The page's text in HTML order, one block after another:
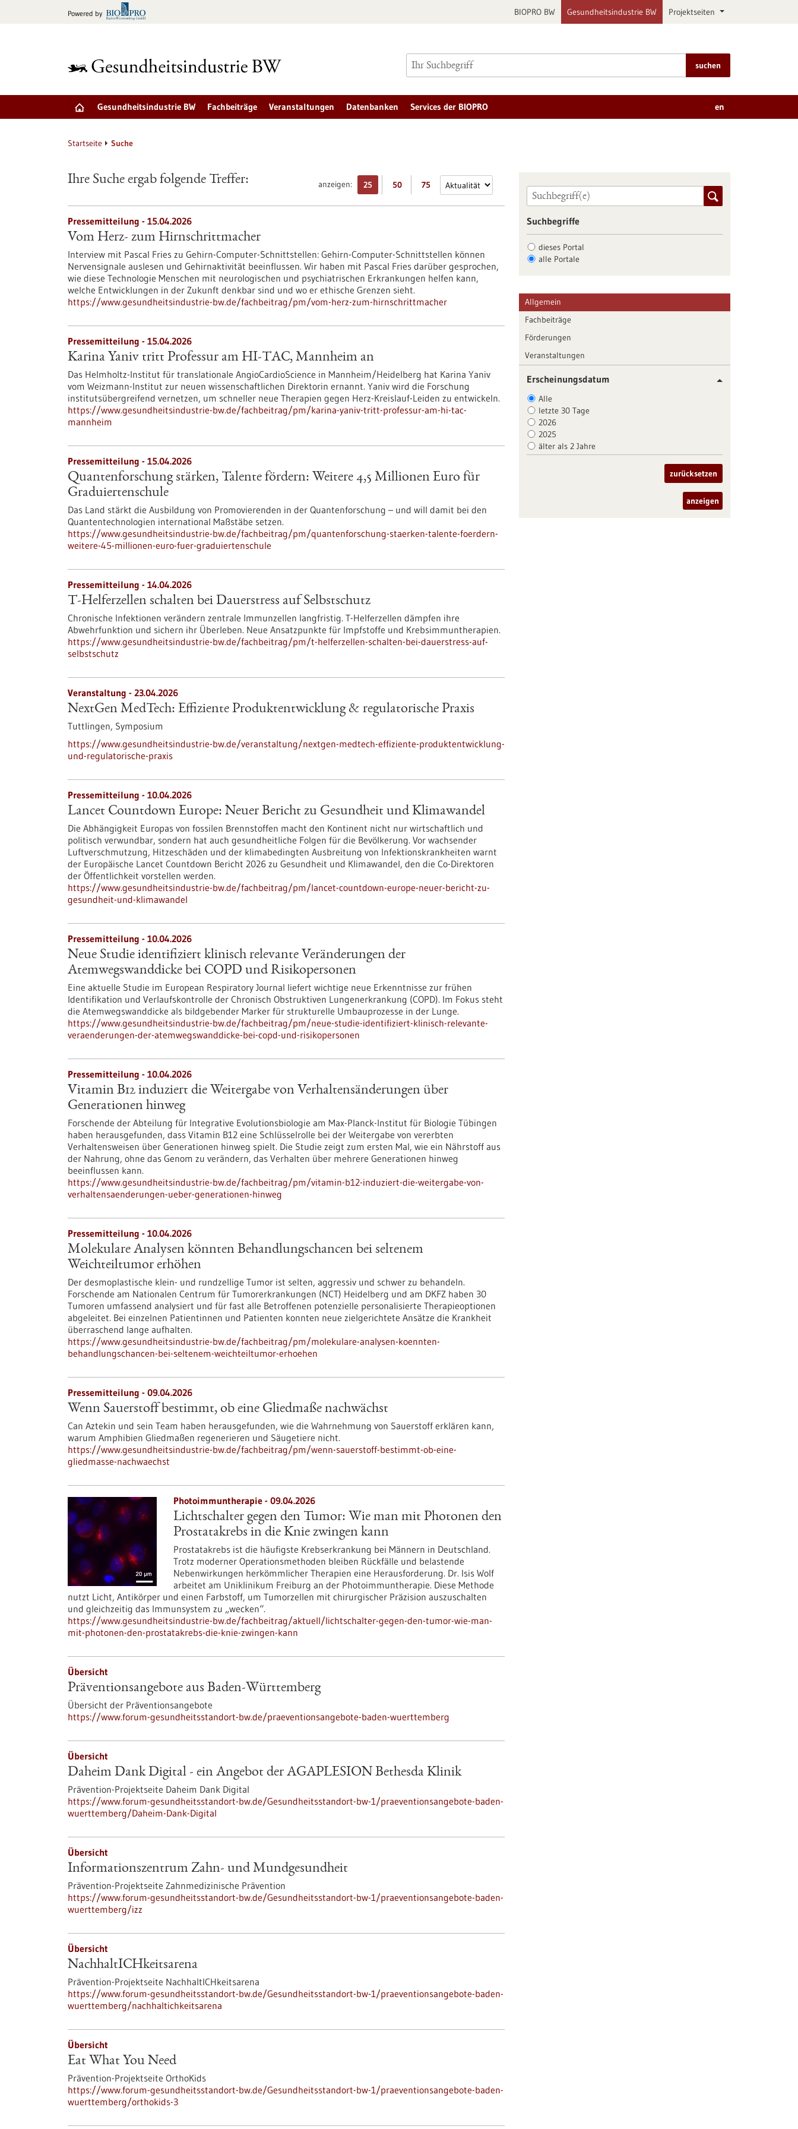
Powered by BIOPRO BW Gesundheitsindustrie BW Projektseiten
suchen
Gesundheitsindustrie BW Fachbeiträge Veranstaltungen Datenbanken Services der BIOPRO en
Startseite Suche
anzeigen: 25 50 75
Ihre Suche ergab folgende Treffer:
Pressemitteilung - 15.04.2026
Vom Herz- zum Hirnschrittmacher
Interview mit Pascal Fries zu Gehirn-Computer-Schnittstellen: Gehirn-Computer-Schnittstellen können
Nervensignale auslesen und Gehirnaktivität beeinflussen. Wir haben mit Pascal Fries darüber gesprochen,
wie diese Technologie Menschen mit neurologischen und psychiatrischen Erkrankungen helfen kann,
welche Entwicklungen in der Zukunft denkbar sind und wo er ethische Grenzen sieht.
https://www.gesundheitsindustrie-bw.de/fachbeitrag/pm/vom-herz-zum-hirnschrittmacher
Pressemitteilung - 15.04.2026
Karina Yaniv tritt Professur am HI-TAC, Mannheim an
Das Helmholtz-Institut für translationale AngioCardioScience in Mannheim/Heidelberg hat Karina Yaniv
vom Weizmann-Institut zur neuen wissenschaftlichen Direktorin ernannt. Yaniv wird die Forschung
institutsübergreifend vernetzen, um schneller neue Therapien gegen Herz-Kreislauf-Leiden zu entwickeln.
https://www.gesundheitsindustrie-bw.de/fachbeitrag/pm/karina-yaniv-tritt-professur-am-hi-tac-
mannheim
Pressemitteilung - 15.04.2026
Quantenforschung stärken, Talente fördern: Weitere 4,5 Millionen Euro für
Graduiertenschule
Das Land stärkt die Ausbildung von Promovierenden in der Quantenforschung – und will damit bei den
Quantentechnologien international Maßstäbe setzen.
https://www.gesundheitsindustrie-bw.de/fachbeitrag/pm/quantenforschung-staerken-talente-foerdern-
weitere-45-millionen-euro-fuer-graduiertenschule
Pressemitteilung - 14.04.2026
T-Helferzellen schalten bei Dauerstress auf Selbstschutz
Chronische Infektionen verändern zentrale Immunzellen langfristig. T-Helferzellen dämpfen ihre
Abwehrfunktion und sichern ihr Überleben. Neue Ansatzpunkte für Impfstoffe und Krebsimmuntherapien.
https://www.gesundheitsindustrie-bw.de/fachbeitrag/pm/t-helferzellen-schalten-bei-dauerstress-auf-
selbstschutz
Veranstaltung - 23.04.2026
NextGen MedTech: Effiziente Produktentwicklung & regulatorische Praxis
Tuttlingen, Symposium
https://www.gesundheitsindustrie-bw.de/veranstaltung/nextgen-medtech-effiziente-produktentwicklung-
und-regulatorische-praxis
Pressemitteilung - 10.04.2026
Lancet Countdown Europe: Neuer Bericht zu Gesundheit und Klimawandel
Die Abhängigkeit Europas von fossilen Brennstoffen macht den Kontinent nicht nur wirtschaftlich und
politisch verwundbar, sondern hat auch gesundheitliche Folgen für die Bevölkerung. Vor wachsender
Luftverschmutzung, Hitzeschäden und der klimabedingten Ausbreitung von Infektionskrankheiten warnt
der Europäische Lancet Countdown Bericht 2026 zu Gesundheit und Klimawandel, den die Co-Direktoren
der Öffentlichkeit vorstellen werden.
https://www.gesundheitsindustrie-bw.de/fachbeitrag/pm/lancet-countdown-europe-neuer-bericht-zu-
gesundheit-und-klimawandel
Pressemitteilung - 10.04.2026
Neue Studie identifiziert klinisch relevante Veränderungen der
Atemwegswanddicke bei COPD und Risikopersonen
Eine aktuelle Studie im European Respiratory Journal liefert wichtige neue Erkenntnisse zur frühen
Identifikation und Verlaufskontrolle der Chronisch Obstruktiven Lungenerkrankung (COPD). Im Fokus steht
die Atemwegswanddicke als bildgebender Marker für strukturelle Umbauprozesse in der Lunge.
https://www.gesundheitsindustrie-bw.de/fachbeitrag/pm/neue-studie-identifiziert-klinisch-relevante-
veraenderungen-der-atemwegswanddicke-bei-copd-und-risikopersonen
Pressemitteilung - 10.04.2026
Vitamin B12 induziert die Weitergabe von Verhaltensänderungen über
Generationen hinweg
Forschende der Abteilung für Integrative Evolutionsbiologie am Max-Planck-Institut für Biologie Tübingen
haben herausgefunden, dass Vitamin B12 eine Schlüsselrolle bei der Weitergabe von vererbten
Verhaltensweisen über Generationen hinweg spielt. Die Studie zeigt zum ersten Mal, wie ein Nährstoff aus
der Nahrung, ohne das Genom zu verändern, das Verhalten über mehrere Generationen hinweg
beeinflussen kann.
https://www.gesundheitsindustrie-bw.de/fachbeitrag/pm/vitamin-b12-induziert-die-weitergabe-von-
verhaltensaenderungen-ueber-generationen-hinweg
Pressemitteilung - 10.04.2026
Molekulare Analysen könnten Behandlungschancen bei seltenem
Weichteiltumor erhöhen
Der desmoplastische klein- und rundzellige Tumor ist selten, aggressiv und schwer zu behandeln.
Forschende am Nationalen Centrum für Tumorerkrankungen (NCT) Heidelberg und am DKFZ haben 30
Tumoren umfassend analysiert und für fast alle Betroffenen potenzielle personalisierte Therapieoptionen
abgeleitet. Bei einzelnen Patientinnen und Patienten konnten neue zielgerichtete Ansätze die Krankheit
überraschend lange aufhalten.
https://www.gesundheitsindustrie-bw.de/fachbeitrag/pm/molekulare-analysen-koennten-
behandlungschancen-bei-seltenem-weichteiltumor-erhoehen
Pressemitteilung - 09.04.2026
Wenn Sauerstoff bestimmt, ob eine Gliedmaße nachwächst
Can Aztekin und sein Team haben herausgefunden, wie die Wahrnehmung von Sauerstoff erklären kann,
warum Amphibien Gliedmaßen regenerieren und Säugetiere nicht.
https://www.gesundheitsindustrie-bw.de/fachbeitrag/pm/wenn-sauerstoff-bestimmt-ob-eine-
gliedmasse-nachwaechst
Photoimmuntherapie - 09.04.2026
Lichtschalter gegen den Tumor: Wie man mit Photonen den
Prostatakrebs in die Knie zwingen kann
Prostatakrebs ist die häufigste Krebserkrankung bei Männern in Deutschland.
Trotz moderner Operationsmethoden bleiben Rückfälle und belastende
Nebenwirkungen herkömmlicher Therapien eine Herausforderung. Dr. Isis Wolf
arbeitet am Uniklinikum Freiburg an der Photoimmuntherapie. Diese Methode
nutzt Licht, Antikörper und einen Farbstoff, um Tumorzellen mit chirurgischer Präzision auszuschalten
und gleichzeitig das Immunsystem zu „wecken“.
https://www.gesundheitsindustrie-bw.de/fachbeitrag/aktuell/lichtschalter-gegen-den-tumor-wie-man-
mit-photonen-den-prostatakrebs-die-knie-zwingen-kann
Übersicht
Präventionsangebote aus Baden-Württemberg
Übersicht der Präventionsangebote
https://www.forum-gesundheitsstandort-bw.de/praeventionsangebote-baden-wuerttemberg
Übersicht
Daheim Dank Digital - ein Angebot der AGAPLESION Bethesda Klinik
Prävention-Projektseite Daheim Dank Digital
https://www.forum-gesundheitsstandort-bw.de/Gesundheitsstandort-bw-1/praeventionsangebote-baden-
wuerttemberg/Daheim-Dank-Digital
Übersicht
Informationszentrum Zahn- und Mundgesundheit
Prävention-Projektseite Zahnmedizinische Prävention
https://www.forum-gesundheitsstandort-bw.de/Gesundheitsstandort-bw-1/praeventionsangebote-baden-
wuerttemberg/izz
Übersicht
NachhaltICHkeitsarena
Prävention-Projektseite NachhaltICHkeitsarena
https://www.forum-gesundheitsstandort-bw.de/Gesundheitsstandort-bw-1/praeventionsangebote-baden-
wuerttemberg/nachhaltichkeitsarena
Übersicht
Eat What You Need
Prävention-Projektseite OrthoKids
https://www.forum-gesundheitsstandort-bw.de/Gesundheitsstandort-bw-1/praeventionsangebote-baden-
wuerttemberg/orthokids-3
Suchbegriffe
dieses Portal
alle Portale
Allgemein
Fachbeiträge
Förderungen
Veranstaltungen
Erscheinungsdatum
Alle
letzte 30 Tage
2026
2025
älter als 2 Jahre
zurücksetzen
anzeigen